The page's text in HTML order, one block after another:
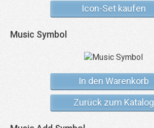
Icon-Set kaufen
Music Symbol
In den Warenkorb
Zurück zum Katalog